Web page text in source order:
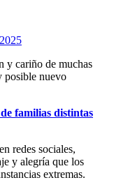
y cariño de muchas
posible nuevo
familias distintas
redes sociales,
y alegría que los
extremas.